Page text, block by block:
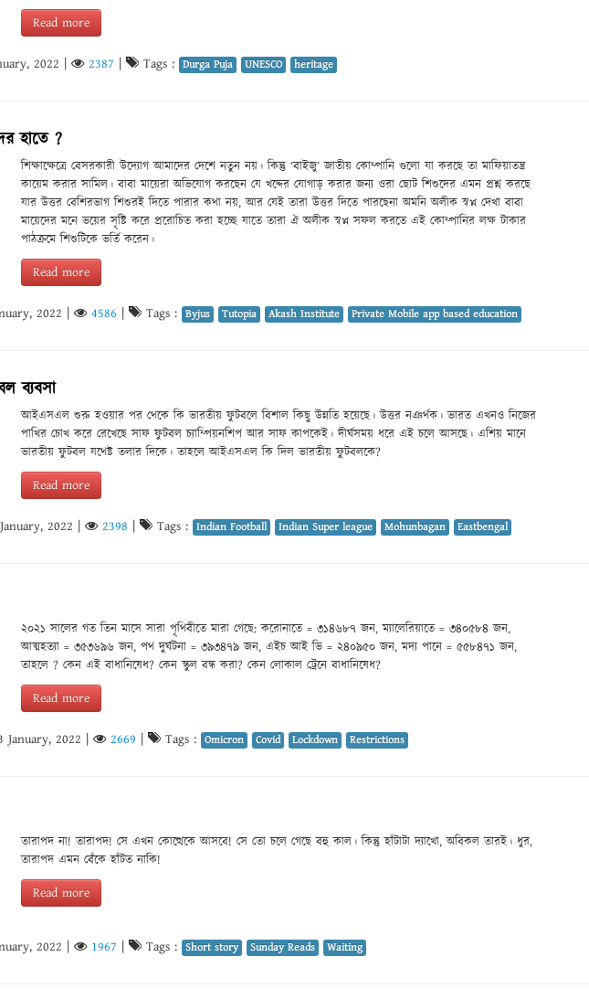
Read more
2022 2387 Tags : Durga Puja UNESCO heritage
হাতে ?
শিক্ষাক্ষেত্রে বেসরকারী উদ্যোগ আমাদের দেশে নতুন নয়। কিন্তু ‘বাইজু’ জাতীয় কোম্পানি গুলো যা করছে তা মাফিয়াতন্ত্র
কায়েম করার সামিল। বাবা মায়েরা অভিযোগ করছেন যে খদ্দের যোগাড় করার জন্য ওরা ছোট শিশুদের এমন প্রশ্ন করছে
যার উত্তর বেশিরভাগ শিশুরই দিতে পারার কথা নয়, আর যেই তারা উত্তর দিতে পারছেনা অমনি অলীক স্বপ্ন দেখা বাবা
মায়েদের মনে ভয়ের সৃষ্টি করে প্ররোচিত করা হচ্ছে যাতে তারা ঐ অলীক স্বপ্ন সফল করতে এই কোম্পানির লক্ষ টাকার
পাঠক্রমে শিশুটিকে ভর্তি করেন।
Read more
2022 4586 Tags : Byjus Tutopia Akash Institute Private Mobile app based education
ব্যবসা
আইএসএল শুরু হওয়ার পর থেকে কি ভারতীয় ফুটবলে বিশাল কিছু উন্নতি হয়েছে। উত্তর নঞর্থক। ভারত এখনও নিজের
পাখির চোখ করে রেখেছে সাফ ফুটবল চ্যাম্পিয়নশিপ আর সাফ কাপকেই। দীর্ঘসময় ধরে এই চলে আসছে। এশিয় মানে
ভারতীয় ফুটবল যথেষ্ট তলার দিকে। তাহলে আইএসএল কি দিল ভারতীয় ফুটবলকে?
Read more
2022 2398 Tags : Indian Football Indian Super league Mohunbagan Eastbengal
২০২১ সালের গত তিন মাসে সারা পৃথিবীতে মারা গেছে: করোনাতে = ৩১৪৬৮৭ জন, ম্যালেরিয়াতে = ৩৪০৫৮৪ জন,
আত্মহত্যা = ৩৫৩৬৯৬ জন, পথ দুর্ঘটনা = ৩৯৩৪৭৯ জন, এইচ আই ভি = ২৪০৯৫০ জন, মদ্য পানে = ৫৫৮৪৭১ জন,
তাহলে ? কেন এই বাধানিষেধ? কেন স্কুল বন্ধ করা? কেন লোকাল ট্রেনে বাধানিষেধ?
Read more
January, 2022 2669 Tags : Omicron Covid Lockdown Restrictions
তারাপদ না! তারাপদ! সে এখন কোত্থেকে আসবে! সে তো চলে গেছে বহু কাল। কিন্তু হাঁটাটা দ্যাখো, অবিকল তারই। ধুর,
তারাপদ এমন বেঁকে হাঁটত নাকি!
Read more
2022 | 1967 | Tags : Short story Sunday Reads Waiting